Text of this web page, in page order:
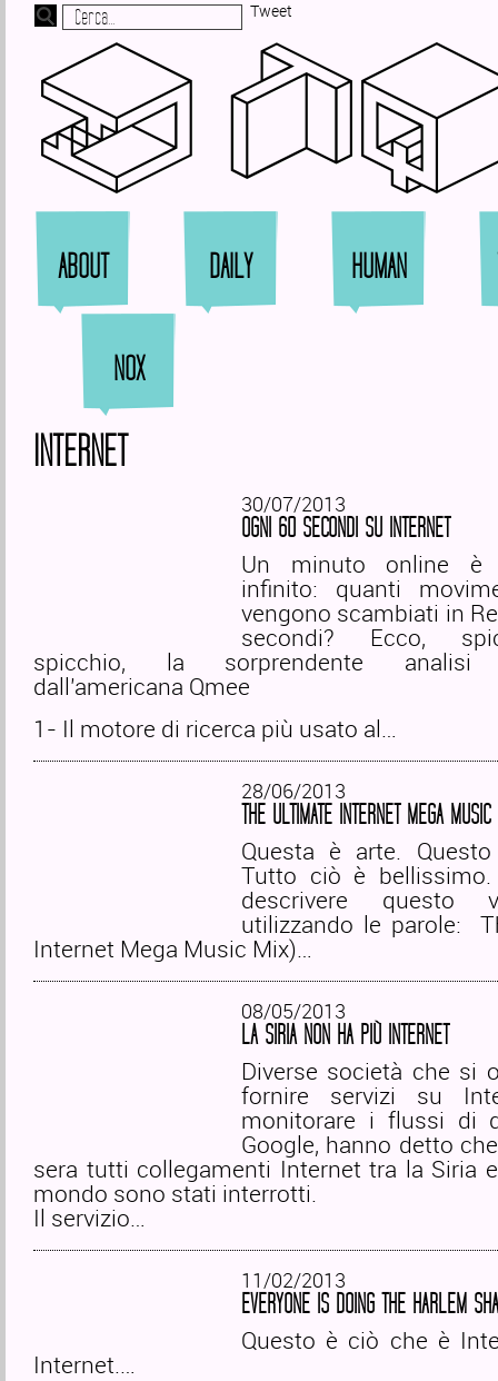
Tweet
ABOUT DAILY HUMAN
NOX
INTERNET
30/07/2013
OGNI 60 SECONDI SU INTERNET
Un minuto online è
infinito: quanti
vengono scambiati in
secondi? Ecco,
spicchio, la sorprendente analisi
dall’americana Qmee
1- Il motore di ricerca più usato al…
28/06/2013
THE ULTIMATE INTERNET MEGA
Questa è arte.
Tutto ciò è bellissimo.
descrivere questo
utilizzando le parole:
Internet Mega Music Mix)…
08/05/2013
LA SIRIA NON HA PIÙ INTERNET
Diverse società che si
fornire servizi su
monitorare i flussi di
Google, hanno detto
sera tutti collegamenti Internet tra la Siria
mondo sono stati interrotti.
Il servizio…
11/02/2013
EVERYONE IS DOING THE HARLEM
Questo è ciò che è
Internet.…